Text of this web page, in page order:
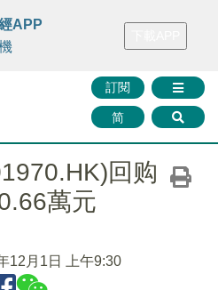
FINMETA 財華證券 媒體矩陣
訂閱
简
APP
回购
萬元
12月1日 上午9:30